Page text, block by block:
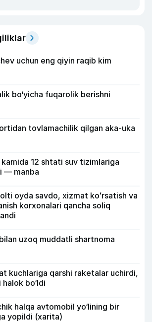
uchun eng qiyin raqib kim
bo‘yicha fuqarolik berishni
tovlamachilik qilgan aka-uka
kamida 12 shtati suv tizimlariga
— manba
oyda savdo, xizmat koʻrsatish va
korxonalari qancha soliq
uzoq muddatli shartnoma
kuchlariga qarshi raketalar uchirdi,
bo‘ldi
halqa avtomobil yo‘lining bir
yopildi (xarita)